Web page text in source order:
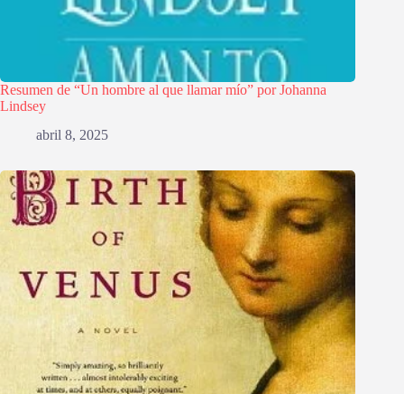
Resumen de “Un hombre al que llamar mío” por Johanna
Lindsey
abril 8, 2025